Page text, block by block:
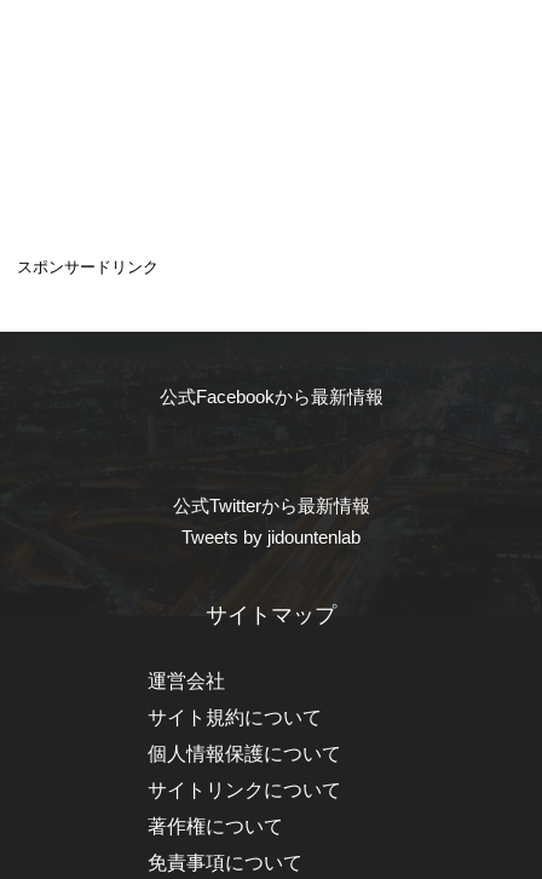
スポンサードリンク
公式Facebookから最新情報
公式Twitterから最新情報
Tweets by jidountenlab
サイトマップ
運営会社
サイト規約について
個人情報保護について
サイトリンクについて
著作権について
免責事項について